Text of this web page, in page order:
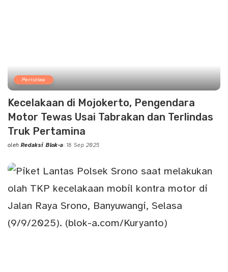
Peristiwa
Kecelakaan di Mojokerto, Pengendara
Motor Tewas Usai Tabrakan dan Terlindas
Truk Pertamina
Posted
oleh Redaksi Blok-a 18 Sep 2025